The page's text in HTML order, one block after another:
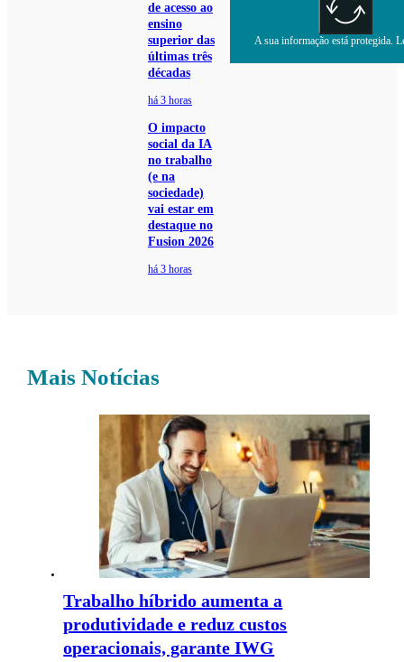
de acesso ao
ensino
superior das
últimas três
décadas
há 3 horas
O impacto
social da IA
no trabalho
(e na
sociedade)
vai estar em
destaque no
Fusion 2026
há 3 horas
A sua informação está protegida.
Mais Notícias
Trabalho híbrido aumenta a
produtividade e reduz custos
operacionais, garante IWG